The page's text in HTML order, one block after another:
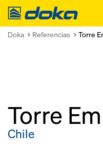
Doka
Doka Referencias Torre
Torre
Chile